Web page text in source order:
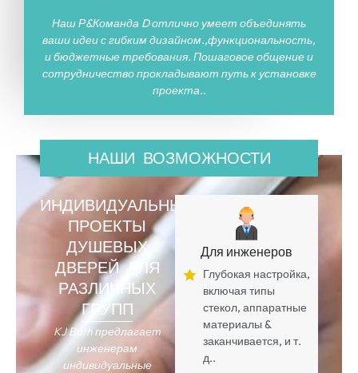
Наш Р&Команда D отлично умеет объединять
ваши идеи с гибким дизайном.,функциональность,
и бюджетные требования. Пошаговое общение и
сотрудничество прокладывают путь к установке
проекта..
НАШИ ВОЗМОЖНОСТИ
ИНДИВИДУАЛЬНЫЕ
ПРОЕКТЫ
ДУШЕВЫХ
ДВЕРЕЙ ДЛЯ
РАЗЛИЧНЫХ
ГРУПП
KJ Bath предлагает
инженерам
индивидуальные
Для инженеров
Глубокая настройка,
включая типы
стекол, аппаратные
материалы &
заканчивается, и т.
д..